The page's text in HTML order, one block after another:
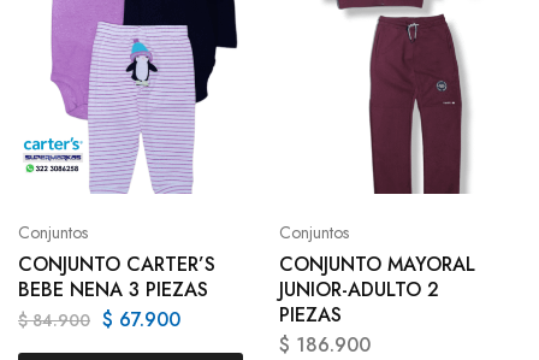
Conjuntos
CONJUNTO CARTER’S
BEBE NENA 3 PIEZAS
$84.900 $ 67.900
Conjuntos
CONJUNTO MAYORAL
JUNIOR-ADULTO 2
PIEZAS
$ 186.900